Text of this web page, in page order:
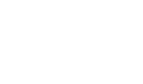
ваши данные комментариев